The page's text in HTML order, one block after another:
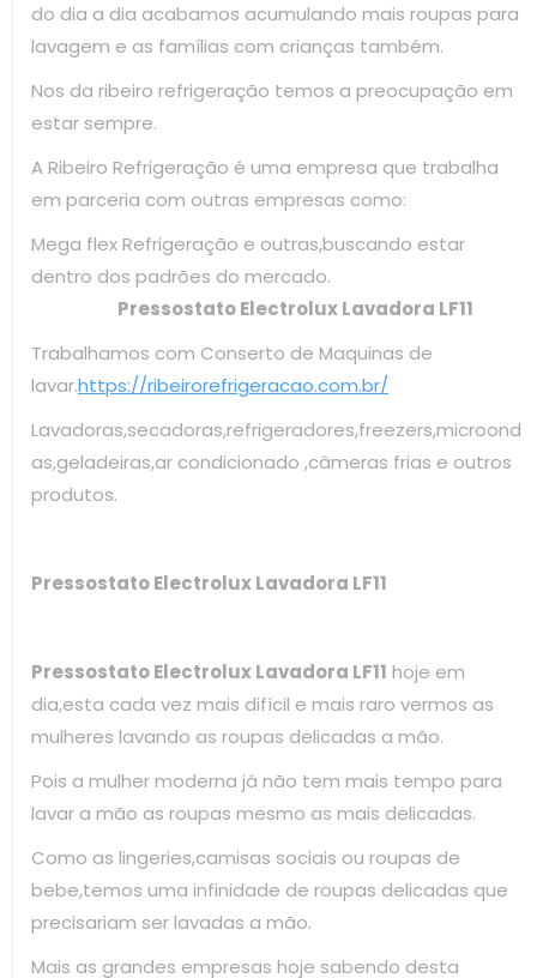
do dia a dia acabamos acumulando mais roupas para
lavagem e as famílias com crianças também.
Nos da ribeiro refrigeração temos a preocupação em
estar sempre.
A Ribeiro Refrigeração é uma empresa que trabalha
em parceria com outras empresas como:
Mega flex Refrigeração e outras,buscando estar
dentro dos padrões do mercado.
Pressostato Electrolux Lavadora LF11
Trabalhamos com Conserto de Maquinas de
lavar.https://ribeirorefrigeracao.com.br/
Lavadoras,secadoras,refrigeradores,freezers,microond
as,geladeiras,ar condicionado ,câmeras frias e outros
produtos.
Pressostato Electrolux Lavadora LF11
Pressostato Electrolux Lavadora LF11 hoje em
dia,esta cada vez mais difícil e mais raro vermos as
mulheres lavando as roupas delicadas a mão.
Pois a mulher moderna já não tem mais tempo para
lavar a mão as roupas mesmo as mais delicadas.
Como as lingeries,camisas sociais ou roupas de
bebe,temos uma infinidade de roupas delicadas que
precisariam ser lavadas a mão.
Mais as grandes empresas hoje sabendo desta